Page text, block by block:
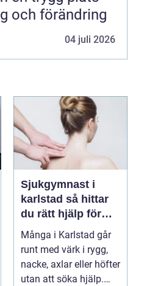
och förändring
04 juli 2026
Sjukgymnast i
karlstad så hittar
du rätt hjälp för
kroppen
Många i Karlstad går
runt med värk i rygg,
nacke, axlar eller höfter
utan att söka hjälp.